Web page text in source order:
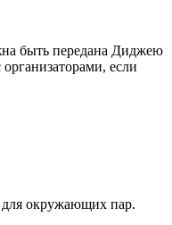
быть передана Диджею
если
для окружающих пар.